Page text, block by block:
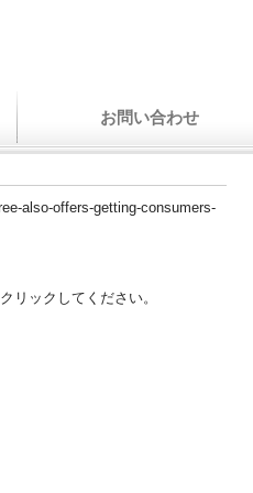
お問い合わせ
also-offers-getting-consumers-
リックしてください。